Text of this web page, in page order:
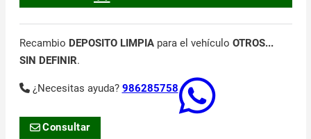
Recambio DEPOSITO LIMPIApara el vehículo OTROS...
SIN DEFINIR.
¿Necesitas ayuda? 986285758
Consultar